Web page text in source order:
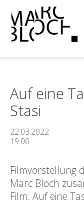
Auf eine
Stasi
22.03.2022
19:00
Filmvorstellung
Marc Bloch
Film: Auf eine